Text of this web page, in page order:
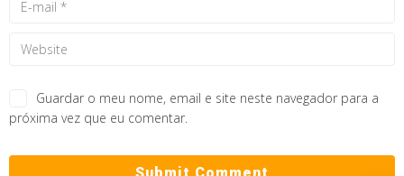
Guardar o meu nome, email e site neste navegador para a
próxima vez que eu comentar.